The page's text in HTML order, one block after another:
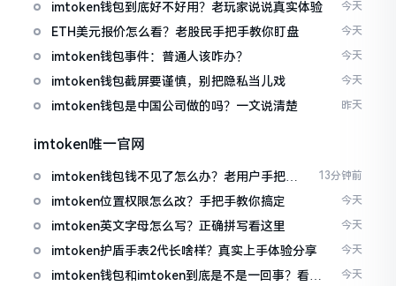
imtoken钱包到底好不好用？老玩家说说真实体验 今天
ETH美元报价怎么看？老股民手把手教你盯盘 今天
imtoken钱包事件：普通人该咋办？ 今天
imtoken钱包截屏要谨慎，别把隐私当儿戏 今天
imtoken钱包是中国公司做的吗？一文说清楚 昨天
imtoken唯一官网
imtoken钱包钱不见了怎么办？老用户手把手
教你找回
13分钟前
imtoken位置权限怎么改？手把手教你搞定 今天
imtoken英文字母怎么写？正确拼写看这里 今天
imtoken护盾手表2代长啥样？真实上手体验分享 今天
imtoken钱包和imtoken到底是不是一回事？看完
今天